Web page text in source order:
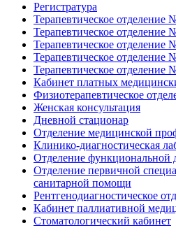
Регистратура
Терапевтическое отделение
Терапевтическое отделение
Терапевтическое отделение
Терапевтическое отделение
Терапевтическое отделение
Кабинет платных
Физиотерапевтическое
Женская консультация
Дневной стационар
Отделение медицинской
Клинико-диагностическая
Отделение функциональной
Отделение первичной
санитарной помощи
Рентгенодиагностическое
Кабинет паллиативной
Стоматологический кабинет